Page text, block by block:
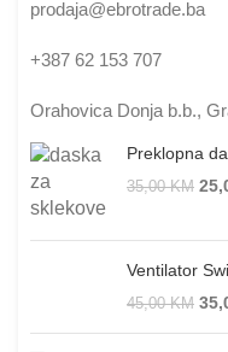
prodaja@ebrotrade.ba
+387 62 153 707
Orahovica Donja b.b.,
Preklopna
35,00KM
Ventilator
45,00KM